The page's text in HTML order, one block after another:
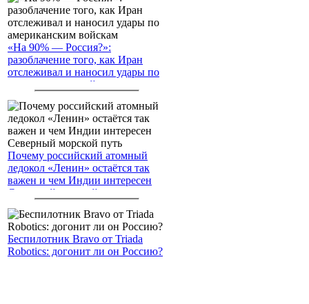
«На 90% — Россия?»:
разоблачение того, как Иран
отслеживал и наносил удары по
американским войскам
Почему российский атомный
ледокол «Ленин» остаётся так
важен и чем Индии интересен
Северный морской путь
Беспилотник Bravo от Triada
Robotics: догонит ли он Россию?